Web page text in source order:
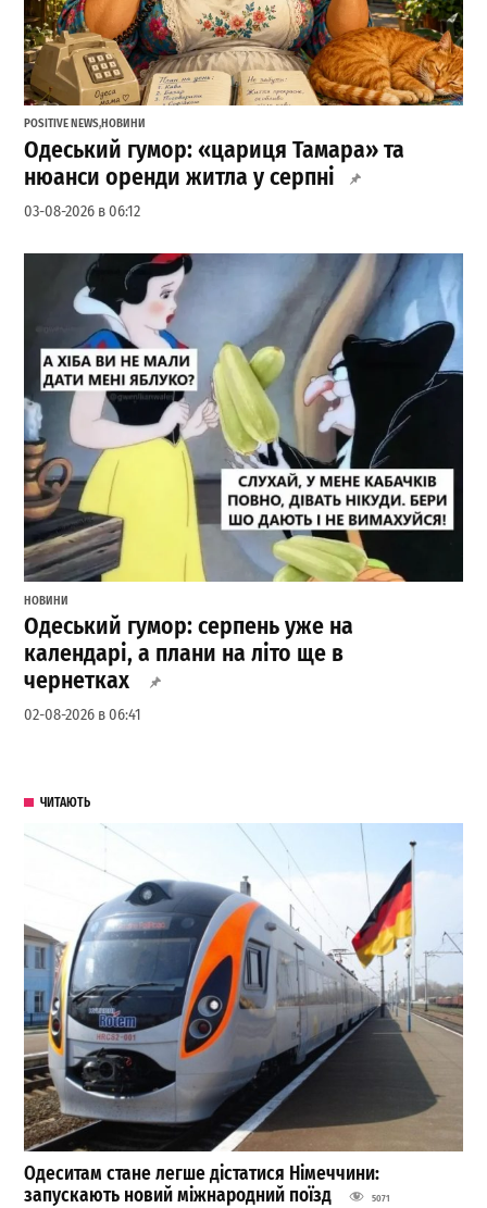
POSITIVE NEWS,НОВИНИ
Одеський гумор: «цариця Тамара» та
нюанси оренди житла у серпні
03-08-2026 в 06:12
НОВИНИ
Одеський гумор: серпень уже на
календарі, а плани на літо ще в
чернетках
02-08-2026 в 06:41
ЧИТАЮТЬ
Одеситам стане легше дістатися Німеччини:
запускають новий міжнародний поїзд
5071